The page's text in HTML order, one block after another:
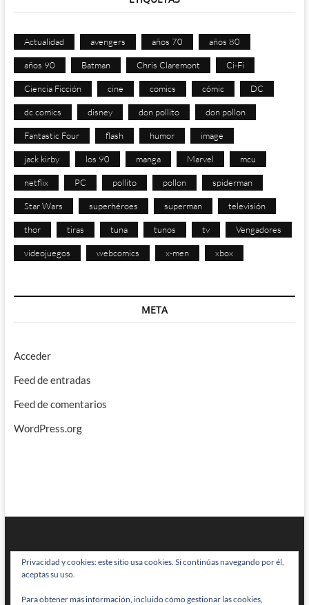
Actualidad avengers años 70 años 80
años 90 Batman Chris Claremont Ci-Fi
Ciencia Ficción cine comics cómic DC
dc comics disney don pollito don pollon
Fantastic Four flash humor image
jack kirby los 90 manga Marvel mcu
netflix PC pollito pollon spiderman
Star Wars superhéroes superman televisión
thor tiras tuna tunos tv Vengadores
videojuegos webcomics x-men xbox
META
Acceder
Feed de entradas
Feed de comentarios
WordPress.org
BRAINSTOMPING| Diseñado por:Theme Freesia|WordPress| © Todos
Privacidad y cookies: este sitio usa cookies. Si continúas navegando por él,
aceptas su uso.
Para obtener más información, incluido cómo gestionar las cookies,